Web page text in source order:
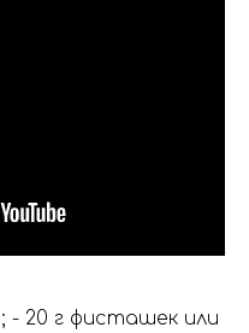
- 20 г фисташек или